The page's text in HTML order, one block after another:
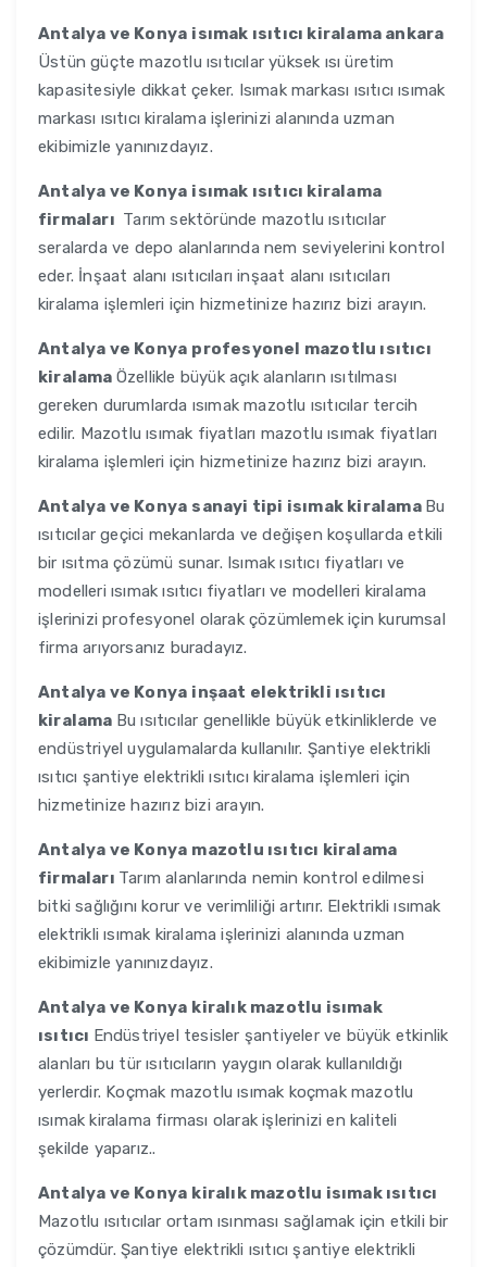
Antalya ve Konya isımak ısıtıcı kiralama ankara
Üstün güçte mazotlu ısıtıcılar yüksek ısı üretim
kapasitesiyle dikkat çeker. Isımak markası ısıtıcı ısımak
markası ısıtıcı kiralama işlerinizi alanında uzman
ekibimizle yanınızdayız.
Antalya ve Konya isımak ısıtıcı kiralama
firmaları Tarım sektöründe mazotlu ısıtıcılar
seralarda ve depo alanlarında nem seviyelerini kontrol
eder. İnşaat alanı ısıtıcıları inşaat alanı ısıtıcıları
kiralama işlemleri için hizmetinize hazırız bizi arayın.
Antalya ve Konya profesyonel mazotlu ısıtıcı
kiralama Özellikle büyük açık alanların ısıtılması
gereken durumlarda ısımak mazotlu ısıtıcılar tercih
edilir. Mazotlu ısımak fiyatları mazotlu ısımak fiyatları
kiralama işlemleri için hizmetinize hazırız bizi arayın.
Antalya ve Konya sanayi tipi isımak kiralama Bu
ısıtıcılar geçici mekanlarda ve değişen koşullarda etkili
bir ısıtma çözümü sunar. Isımak ısıtıcı fiyatları ve
modelleri ısımak ısıtıcı fiyatları ve modelleri kiralama
işlerinizi profesyonel olarak çözümlemek için kurumsal
firma arıyorsanız buradayız.
Antalya ve Konya inşaat elektrikli ısıtıcı
kiralama Bu ısıtıcılar genellikle büyük etkinliklerde ve
endüstriyel uygulamalarda kullanılır. Şantiye elektrikli
ısıtıcı şantiye elektrikli ısıtıcı kiralama işlemleri için
hizmetinize hazırız bizi arayın.
Antalya ve Konya mazotlu ısıtıcı kiralama
firmaları Tarım alanlarında nemin kontrol edilmesi
bitki sağlığını korur ve verimliliği artırır. Elektrikli ısımak
elektrikli ısımak kiralama işlerinizi alanında uzman
ekibimizle yanınızdayız.
Antalya ve Konya kiralık mazotlu isımak
ısıtıcı Endüstriyel tesisler şantiyeler ve büyük etkinlik
alanları bu tür ısıtıcıların yaygın olarak kullanıldığı
yerlerdir. Koçmak mazotlu ısımak koçmak mazotlu
ısımak kiralama firması olarak işlerinizi en kaliteli
şekilde yaparız..
Antalya ve Konya kiralık mazotlu isımak ısıtıcı
Mazotlu ısıtıcılar ortam ısınması sağlamak için etkili bir
çözümdür. Şantiye elektrikli ısıtıcı şantiye elektrikli